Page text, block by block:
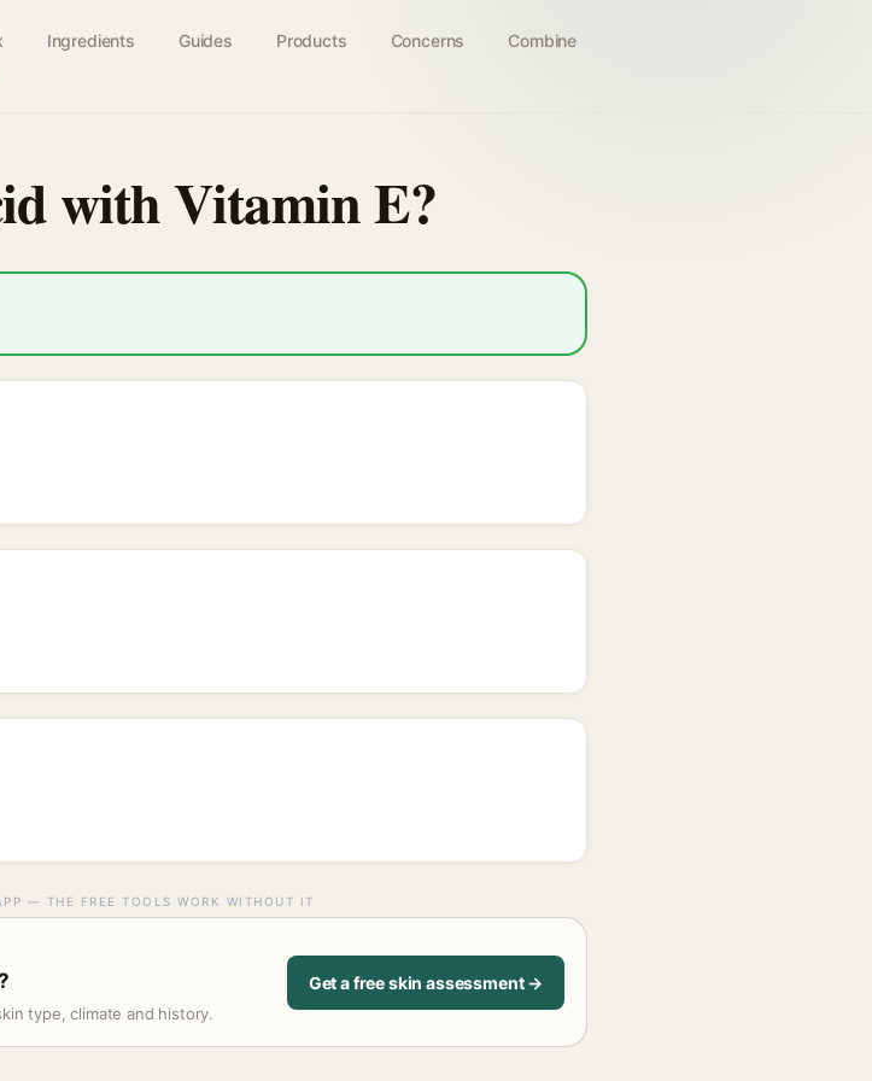
Ingredients Guides Products Concerns Combine
with Vitamin E?
— THE FREE TOOLS WORK WITHOUT IT
type, climate and history.
Get a free skin assessment →